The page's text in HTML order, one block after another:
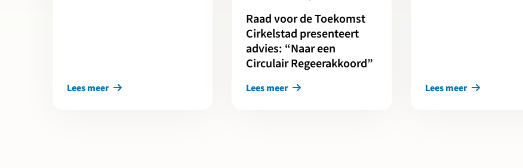
Lees meer
Raad voor de Toekomst
Cirkelstad presenteert
advies: “Naar een
Circulair Regeerakkoord”
Lees meer Lees meer